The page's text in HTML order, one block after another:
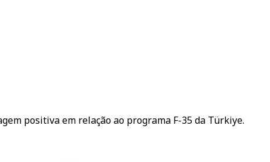
positiva em relação ao programa F-35 da Türkiye.